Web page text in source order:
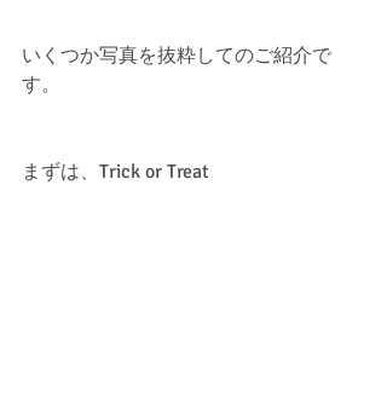
いくつか写真を抜粋してのご紹介で
す。
まずは、Trick or Treat